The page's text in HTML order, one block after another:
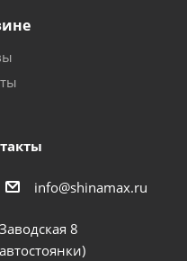
info@shinamax.ru
8